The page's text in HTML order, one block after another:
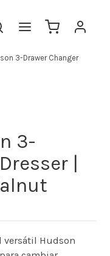
3-Drawer Changer
3-
|
versátil Hudson